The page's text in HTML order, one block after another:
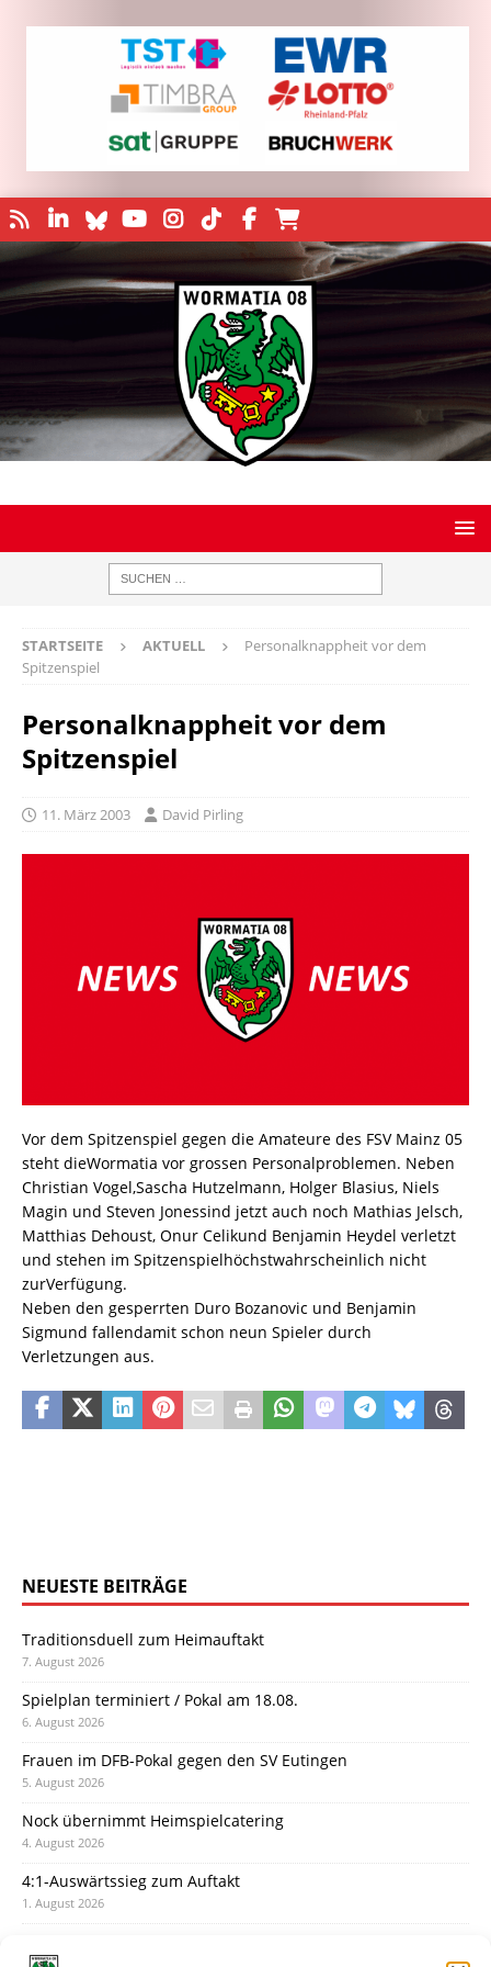
STARTSEITE AKTUELL
Personalknappheit vor dem
Spitzenspiel
Personalknappheit vor dem
Spitzenspiel
11. März 2003 David Pirling
Vor dem Spitzenspiel gegen die Amateure des FSV Mainz 05
steht dieWormatia vor grossen Personalproblemen. Neben
Christian Vogel,Sascha Hutzelmann, Holger Blasius, Niels
Magin und Steven Jonessind jetzt auch noch Mathias Jelsch,
Matthias Dehoust, Onur Celikund Benjamin Heydel verletzt
und stehen im Spitzenspielhöchstwahrscheinlich nicht
zurVerfügung.
Neben den gesperrten Duro Bozanovic und Benjamin
Sigmund fallendamit schon neun Spieler durch
Verletzungen aus.
NEUESTE BEITRÄGE
Traditionsduell zum Heimauftakt
7. August 2026
Spielplan terminiert / Pokal am 18.08.
6. August 2026
Frauen im DFB-Pokal gegen den SV Eutingen
5. August 2026
Nock übernimmt Heimspielcatering
4. August 2026
4:1-Auswärtssieg zum Auftakt
1. August 2026
31. Juli 2026